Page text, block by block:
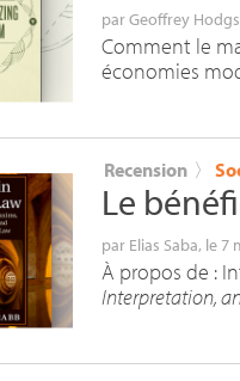
parGeoffrey
Comment le
économies
Recension 〉
Le
par Elias Saba, le 7
À propos de :
Interpretation,